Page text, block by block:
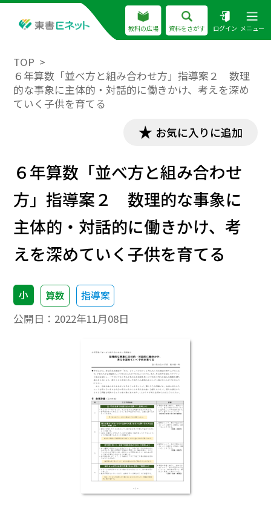
教科の広場 資料をさがす ログイン メニュー
TOP
６年算数「並べ方と組み合わせ方」指導案２ 数理
的な事象に主体的・対話的に働きかけ、考えを深め
ていく子供を育てる
お気に入りに追加
６年算数「並べ方と組み合わせ
方」指導案２ 数理的な事象に
主体的・対話的に働きかけ、考
えを深めていく子供を育てる
小 算数 指導案
公開日： 2022年11月08日